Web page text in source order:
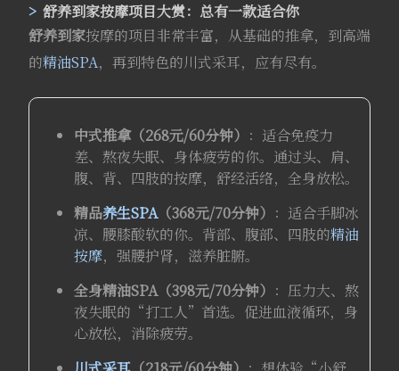
舒养到家按摩项目大赏：总有一款适合你
舒养到家按摩的项目非常丰富，从基础的推拿，到高端
的精油SPA，再到特色的川式采耳，应有尽有。
中式推拿（268元/60分钟） ：适合免疫力
差、熬夜失眠、身体疲劳的你。通过头、肩、
腹、背、四肢的按摩，舒经活络，全身放松。
精品养生SPA（368元/70分钟） ：适合手脚冰
凉、腰膝酸软的你。背部、腹部、四肢的精油
按摩，强腰护肾，滋养脏腑。
全身精油SPA（398元/70分钟） ：压力大、熬
夜失眠的“打工人”首选。促进血液循环，身
心放松，消除疲劳。